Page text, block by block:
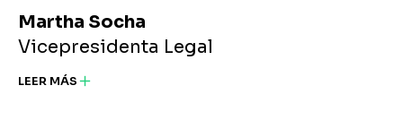
Martha Socha
Vicepresidenta Legal
LEER MÁS